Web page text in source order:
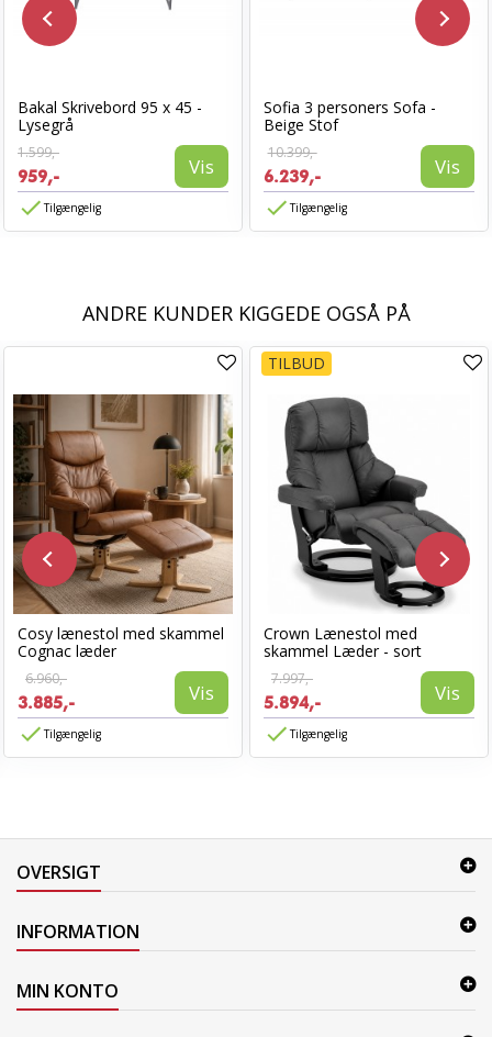
Bakal Skrivebord 95 x 45 -
Lysegrå
1.599,-
959,- Vis
Tilgængelig
Sofia 3 personers Sofa -
Beige Stof
10.399,-
6.239,- Vis
Tilgængelig
ANDRE KUNDER KIGGEDE OGSÅ PÅ
Cosy lænestol med skammel
Cognac læder
6.960,-
3.885,- Vis
Tilgængelig
TILBUD
Crown Lænestol med
skammel Læder - sort
7.997,-
5.894,- Vis
Tilgængelig
OVERSIGT
INFORMATION
MIN KONTO